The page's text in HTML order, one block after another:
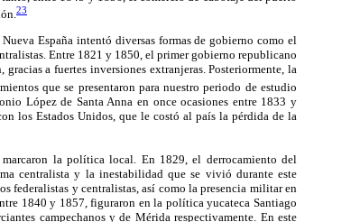
23
España intentó diversas formas de gobierno como el
Entre 1821 y 1850, el primer gobierno republicano
a fuertes inversiones extranjeras. Posteriormente, la
que se presentaron para nuestro periodo de estudio
López de Santa Anna en once ocasiones entre 1833 y
los Estados Unidos, que le costó al país la pérdida de la
la política local. En 1829, el derrocamiento del
centralista y la inestabilidad que se vivió durante este
federalistas y centralistas, así como la presencia militar en
1840 y 1857, figuraron en la política yucateca Santiago
campechanos y de Mérida respectivamente. En este